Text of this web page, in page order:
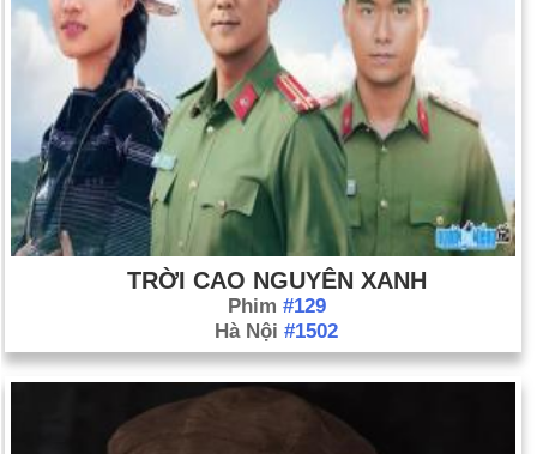
TRỜI CAO NGUYÊN XANH
Phim #129
Hà Nội #1502